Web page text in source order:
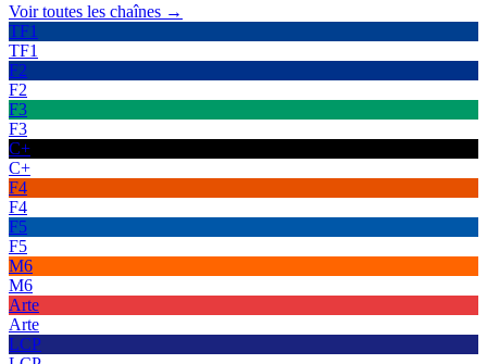
Voir toutes les chaînes →
TF1
TF1
F2
F2
F3
F3
C+
C+
F4
F4
F5
F5
M6
M6
Arte
Arte
LCP